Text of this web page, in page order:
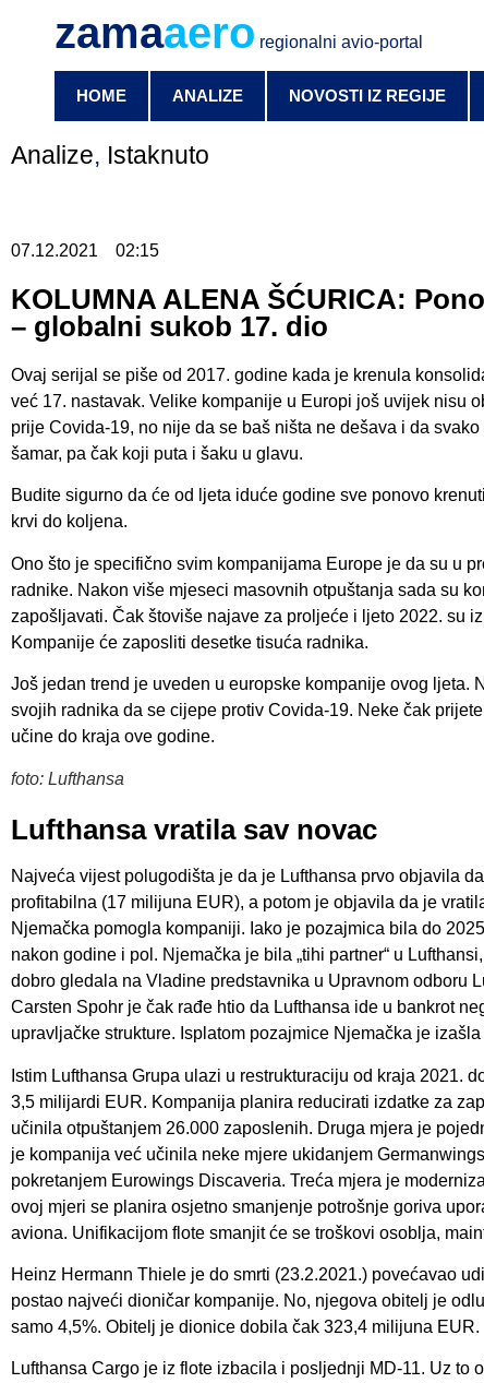
zamaaero regionalni avio-portal
HOME ANALIZE NOVOSTI IZ REGIJE
Analize, Istaknuto
07.12.2021 02:15
KOLUMNA ALENA ŠĆURICA:
– globalni sukob 17. dio
Ovaj serijal se piše od 2017. godine kada je krenula
već 17. nastavak. Velike kompanije u Europi još uvijek nisu
prije Covida-19, no nije da se baš ništa ne dešava i da
šamar, pa čak koji puta i šaku u glavu.
Budite sigurno da će od ljeta iduće godine sve ponovo
krvi do koljena.
Ono što je specifično svim kompanijama Europe je da su u
radnike. Nakon više mjeseci masovnih otpuštanja sada su
zapošljavati. Čak štoviše najave za proljeće i ljeto 2022. su
Kompanije će zaposliti desetke tisuća radnika.
Još jedan trend je uveden u europske kompanije ovog ljeta.
svojih radnika da se cijepe protiv Covida-19. Neke čak
učine do kraja ove godine.
foto: Lufthansa
Lufthansa vratila sav novac
Najveća vijest polugodišta je da je Lufthansa prvo objavila
profitabilna (17 milijuna EUR), a potom je objavila da je
Njemačka pomogla kompaniji. Iako je pozajmica bila do
nakon godine i pol. Njemačka je bila „tihi partner“ u
dobro gledala na Vladine predstavnika u Upravnom odboru
Carsten Spohr je čak rađe htio da Lufthansa ide u bankrot
upravljačke strukture. Isplatom pozajmice Njemačka je
Istim Lufthansa Grupa ulazi u restrukturaciju od kraja 2021.
3,5 milijardi EUR. Kompanija planira reducirati izdatke za
učinila otpuštanjem 26.000 zaposlenih. Druga mjera je
je kompanija već učinila neke mjere ukidanjem
pokretanjem Eurowings Discaveria. Treća mjera je
ovoj mjeri se planira osjetno smanjenje potrošnje goriva
aviona. Unifikacijom flote smanjit će se troškovi osoblja,
Heinz Hermann Thiele je do smrti (23.2.2021.) povećavao
postao najveći dioničar kompanije. No, njegova obitelj je
samo 4,5%. Obitelj je dionice dobila čak 323,4 milijuna EUR.
Lufthansa Cargo je iz flote izbacila i posljednji MD-11. Uz to